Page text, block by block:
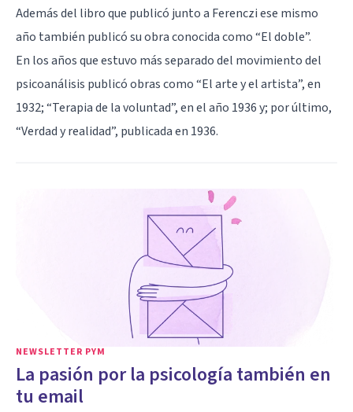
Además del libro que publicó junto a Ferenczi ese mismo
año también publicó su obra conocida como “El doble”.
En los años que estuvo más separado del movimiento del
psicoanálisis publicó obras como “El arte y el artista”, en
1932; “Terapia de la voluntad”, en el año 1936 y; por último,
“Verdad y realidad”, publicada en 1936.
NEWSLETTER PYM
La pasión por la psicología también en
tu email